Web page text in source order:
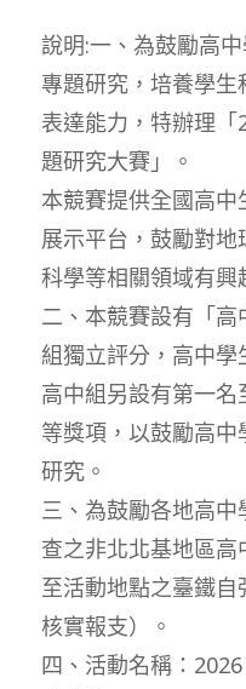
說明:一、為鼓勵高
專題研究，培養學
表達能力，特辦理
題研究大賽」。
本競賽提供全國高
展示平台，鼓勵對
科學等相關領域有興
二、本競賽設有「
組獨立評分，高中學
高中組另設有第一
等獎項，以鼓勵高
研究。
三、為鼓勵各地高
查之非北北基地區
至活動地點之臺鐵
核實報支）。
四、活動名稱：